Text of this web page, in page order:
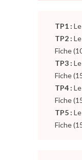
TP1 :
TP2 :
Fiche
TP3 :
Fiche
TP4 :
Fiche
TP5 :
Fiche